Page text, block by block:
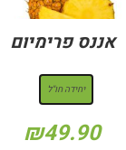
אננס פרימיום
יחידה חו"ל
₪49.90